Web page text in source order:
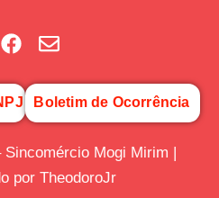
Boletim de Ocorrência
Mogi Mirim |
por TheodoroJr